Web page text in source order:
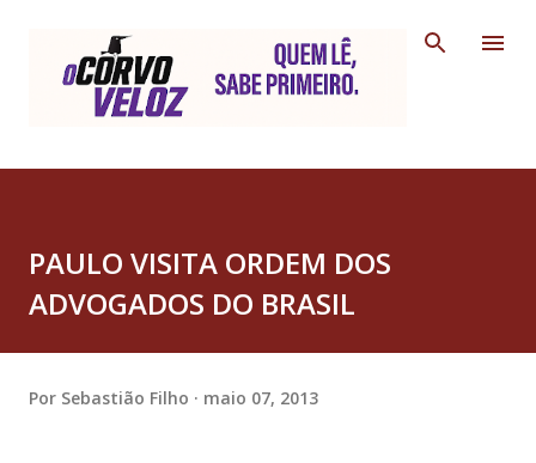
PAULO VISITA ORDEM DOS
ADVOGADOS DO BRASIL
Por Sebastião Filho maio 07, 2013